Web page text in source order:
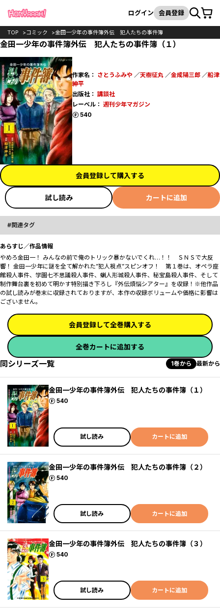
検索
ログイン 会員登録カート
TOP コミック 金田一少年の事件簿外伝 犯人たちの事件簿
金田一少年の事件簿外伝 犯人たちの事件簿（１）
作家名： さとうふみや ／天樹征丸／金成陽三郎／船津
紳平
出版社： 講談社
レーベル： 週刊少年マガジン
540
ポイント
会員登録して購入する
試し読み カートに追加
関連タグ
あらすじ／作品情報
やめろ金田一！ みんなの前で俺のトリック暴かないでくれ…！！ ＳＮＳで大反
響！ 金田一少年に謎を全て解かれた”犯人視点”スピンオフ！ 第１巻は、オペラ座
館殺人事件、学園七不思議殺人事件、蝋人形城殺人事件、秘宝島殺人事件、そして
制作舞台裏を初めて明かす特別描き下ろし『外伝煩悩シアター』を収録！※他作品
の試し読みが巻末に収録されておりますが、本作の収録ボリュームや価格に影響は
ございません。
会員登録して全巻購入する
全巻カートに追加する
同シリーズ一覧 1巻から 最新から
金田一少年の事件簿外伝 犯人たちの事件簿（１）
540
ポイント
試し読み カートに追加
金田一少年の事件簿外伝 犯人たちの事件簿（２）
540
ポイント
試し読み カートに追加
金田一少年の事件簿外伝 犯人たちの事件簿（３）
540
ポイント
試し読み カートに追加